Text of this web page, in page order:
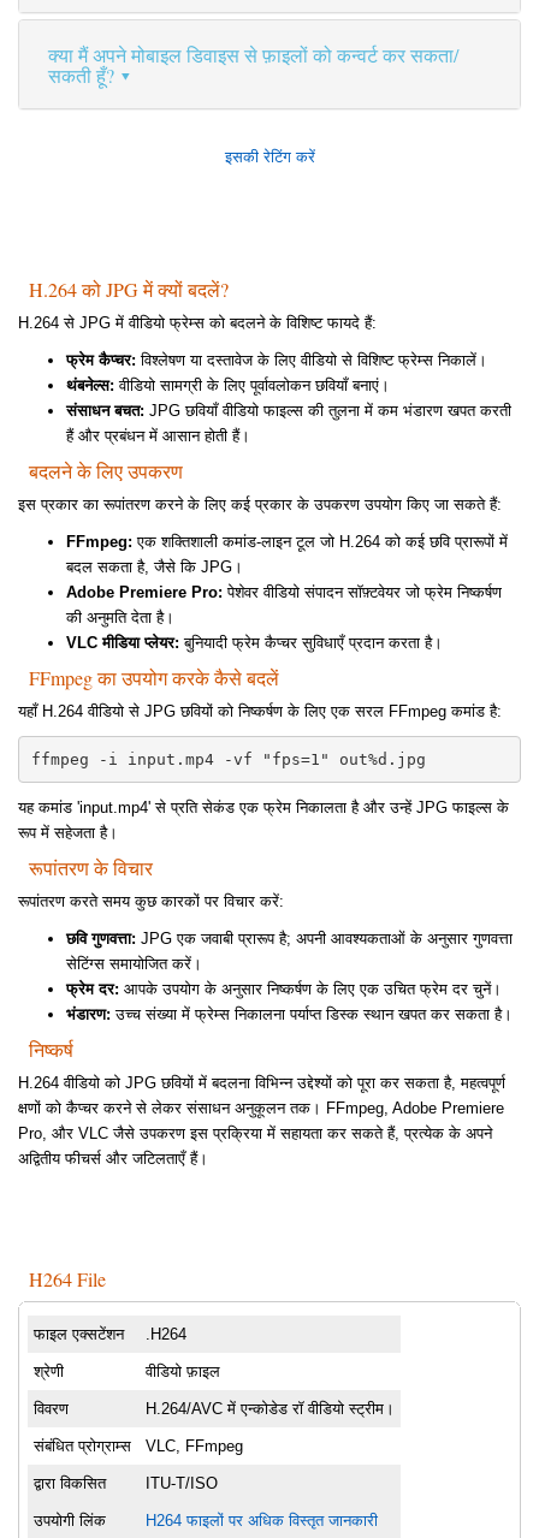
क्या मैं अपने मोबाइल डिवाइस से फ़ाइलों को कन्वर्ट कर सकता/
सकती हूँ?
इसकी रेटिंग करें
H.264 को JPG में क्यों बदलें?
H.264 से JPG में वीडियो फ्रेम्स को बदलने के विशिष्ट फायदे हैं:
फ्रेम कैप्चर: विश्लेषण या दस्तावेज के लिए वीडियो से विशिष्ट फ्रेम्स निकालें।
थंबनेल्स: वीडियो सामग्री के लिए पूर्वावलोकन छवियाँ बनाएं।
संसाधन बचत: JPG छवियाँ वीडियो फाइल्स की तुलना में कम भंडारण खपत करती
हैं और प्रबंधन में आसान होती हैं।
बदलने के लिए उपकरण
इस प्रकार का रूपांतरण करने के लिए कई प्रकार के उपकरण उपयोग किए जा सकते हैं:
FFmpeg: एक शक्तिशाली कमांड-लाइन टूल जो H.264 को कई छवि प्रारूपों में
बदल सकता है, जैसे कि JPG।
Adobe Premiere Pro: पेशेवर वीडियो संपादन सॉफ़्टवेयर जो फ्रेम निष्कर्षण
की अनुमति देता है।
VLC मीडिया प्लेयर: बुनियादी फ्रेम कैप्चर सुविधाएँ प्रदान करता है।
FFmpeg का उपयोग करके कैसे बदलें
यहाँ H.264 वीडियो से JPG छवियों को निष्कर्षण के लिए एक सरल FFmpeg कमांड है:
ffmpeg -i input.mp4 -vf "fps=1" out%d.jpg
यह कमांड 'input.mp4' से प्रति सेकंड एक फ्रेम निकालता है और उन्हें JPG फाइल्स के
रूप में सहेजता है।
रूपांतरण के विचार
रूपांतरण करते समय कुछ कारकों पर विचार करें:
छवि गुणवत्ता: JPG एक जवाबी प्रारूप है; अपनी आवश्यकताओं के अनुसार गुणवत्ता
सेटिंग्स समायोजित करें।
फ्रेम दर: आपके उपयोग के अनुसार निष्कर्षण के लिए एक उचित फ्रेम दर चुनें।
भंडारण: उच्च संख्या में फ्रेम्स निकालना पर्याप्त डिस्क स्थान खपत कर सकता है।
निष्कर्ष
H.264 वीडियो को JPG छवियों में बदलना विभिन्न उद्देश्यों को पूरा कर सकता है, महत्वपूर्ण
क्षणों को कैप्चर करने से लेकर संसाधन अनुकूलन तक। FFmpeg, Adobe Premiere
Pro, और VLC जैसे उपकरण इस प्रक्रिया में सहायता कर सकते हैं, प्रत्येक के अपने
अद्वितीय फीचर्स और जटिलताएँ हैं।
H264 File
फाइल एक्सटेंशन .H264
श्रेणी वीडियो फ़ाइल
विवरण H.264/AVC में एन्कोडेड रॉ वीडियो स्ट्रीम।
संबंधित प्रोग्राम्स VLC, FFmpeg
द्वारा विकसित ITU-T/ISO
उपयोगी लिंक H264 फाइलों पर अधिक विस्तृत जानकारी